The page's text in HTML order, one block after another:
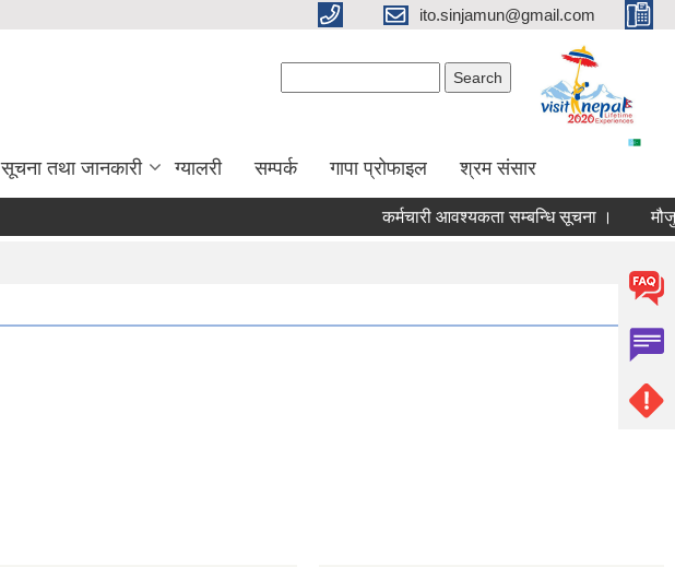
ito.sinjamun@gmail.com
सूचना तथा जानकारी ग्यालरी सम्पर्क गापा प्रोफाइल श्रम संसार
कर्मचारी आवश्यकता सम्बन्धि सूचना । मौजुदा